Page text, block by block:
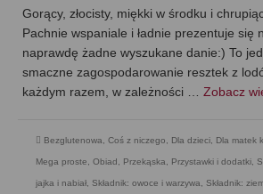
Gorący, złocisty, miękki w środku i
Pachnie wspaniale i ładnie prezentuje się
naprawdę żadne wyszukane danie:) To
smaczne zagospodarowanie resztek z
każdym razem, w zależności … Zobacz
Bezglutenowa Coś z niczego Dla dzieci Dla matek
Mega proste Obiad Przekąska Przystawki i dodatki
jajka i nabiał Składnik: owoce i warzywa Składnik: